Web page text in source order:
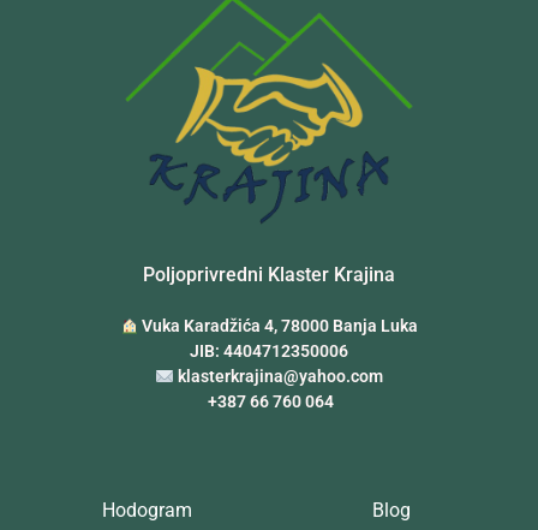
Poljoprivredni Klaster Krajina
Vuka Karadžića 4, 78000 Banja Luka
JIB: 4404712350006
klasterkrajina@yahoo.com
+387 66 760 064
Hodogram Blog